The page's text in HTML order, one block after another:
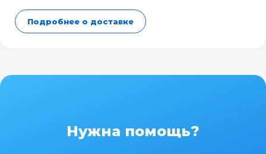
Подробнее о доставке
Нужна помощь?